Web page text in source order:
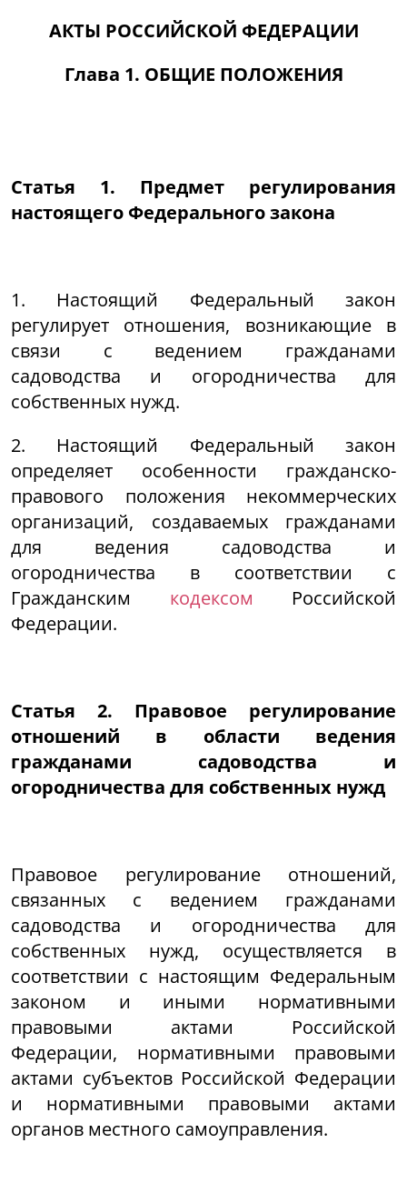
АКТЫ РОССИЙСКОЙ ФЕДЕРАЦИИ
Глава 1. ОБЩИЕ ПОЛОЖЕНИЯ
Статья 1. Предмет регулирования
настоящего Федерального закона
1. Настоящий Федеральный закон
регулирует отношения, возникающие в
связи с ведением гражданами
садоводства и огородничества для
собственных нужд.
2. Настоящий Федеральный закон
определяет особенности гражданско-
правового положения некоммерческих
организаций, создаваемых гражданами
для ведения садоводства и
огородничества в соответствии с
Гражданским кодексом Российской
Федерации.
Статья 2. Правовое регулирование
отношений в области ведения
гражданами садоводства и
огородничества для собственных нужд
Правовое регулирование отношений,
связанных с ведением гражданами
садоводства и огородничества для
собственных нужд, осуществляется в
соответствии с настоящим Федеральным
законом и иными нормативными
правовыми актами Российской
Федерации, нормативными правовыми
актами субъектов Российской Федерации
и нормативными правовыми актами
органов местного самоуправления.